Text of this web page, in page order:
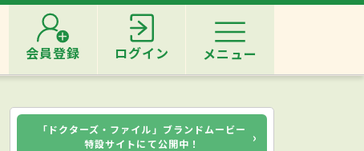
会員登録 ログイン メニュー
「ドクターズ・ファイル」ブランドムービー
特設サイトにて公開中！
›